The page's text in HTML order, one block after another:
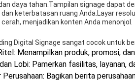
daya tahan.Tampilan signage dapat
keterbatasan ruang Anda.Layar
menjadikan konten Anda menonjol.
Digital Signage sangat cocok untuk
Menampilkan produk, promosi,
Lobi: Pamerkan fasilitas, layanan,
Perusahaan: Bagikan berita